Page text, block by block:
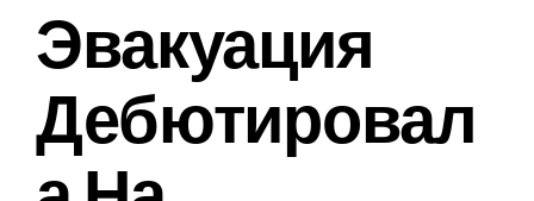
Эвакуация
Дебютировал